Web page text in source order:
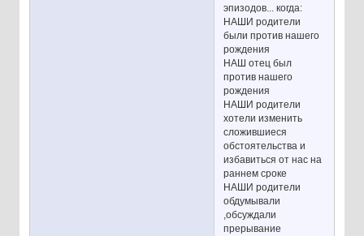
эпизодов... когда:
НАШИ родители
были против нашего
рождения
НАШ отец был
против нашего
рождения
НАШИ родители
хотели изменить
сложившиеся
обстоятельства и
избавиться от нас на
раннем сроке
НАШИ родители
обдумывали
,обсуждали
прерывание